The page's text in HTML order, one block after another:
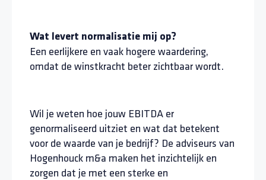
Wat levert normalisatie mij op?
Een eerlijkere en vaak hogere waardering,
omdat de winstkracht beter zichtbaar wordt.
Wil je weten hoe jouw EBITDA er
genormaliseerd uitziet en wat dat betekent
voor de waarde van je bedrijf? De adviseurs van
Hogenhouck m&a maken het inzichtelijk en
zorgen dat je met een sterke en